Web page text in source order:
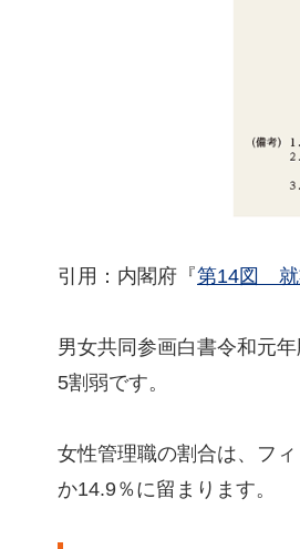
引用：内閣府『第14図 就
男女共同参画白書令和元
5割弱です。
女性管理職の割合は、フ
か14.9％に留まります。